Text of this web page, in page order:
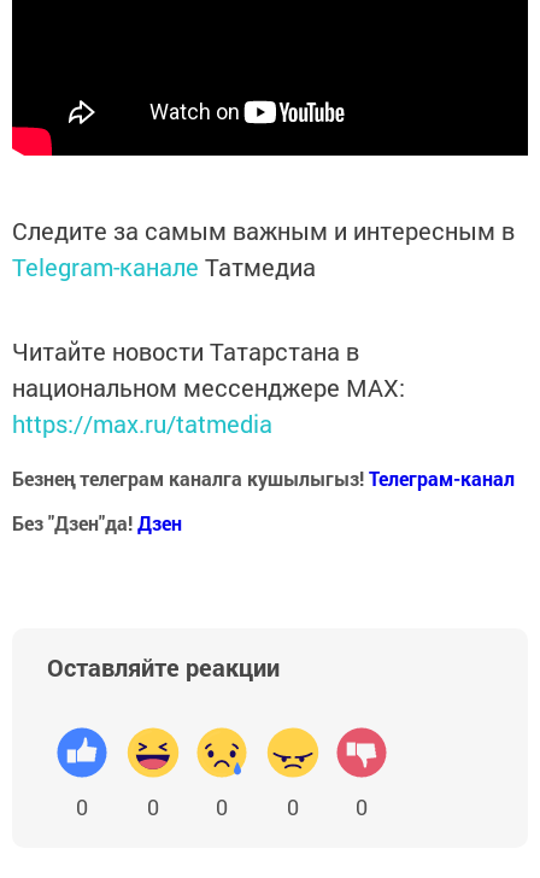
Следите за самым важным и интересным в
Telegram-канале Татмедиа
Читайте новости Татарстана в
национальном мессенджере MАХ:
https://max.ru/tatmedia
Безнең телеграм каналга кушылыгыз!Телеграм-канал
Без "Дзен"да!Дзен
Оставляйте реакции
0 0 0 0 0